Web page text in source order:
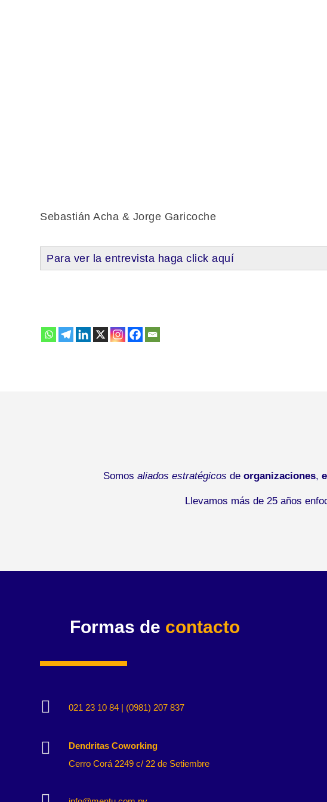
Sebastián Acha & Jorge Garicoche
Para ver la entrevista haga click aquí
Somos aliados estratégicos de organizaciones,
Llevamos más de 25 años
Formas de contacto
 021 23 10 84 | (0981) 207 837

Dendritas Coworking
Cerro Corá 2249 c/ 22 de Setiembre